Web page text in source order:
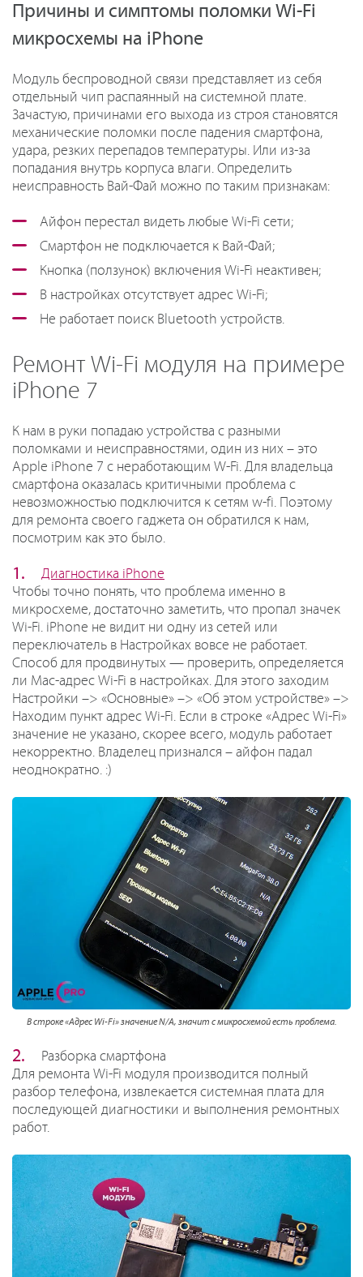
Причины и симптомы поломки Wi-Fi
микросхемы на iPhone
Модуль беспроводной связи представляет из себя
отдельный чип распаянный на системной плате.
Зачастую, причинами его выхода из строя становятся
механические поломки после падения смартфона,
удара, резких перепадов температуры. Или из-за
попадания внутрь корпуса влаги. Определить
неисправность Вай-Фай можно по таким признакам:
Айфон перестал видеть любые Wi-Fi сети;
Смартфон не подключается к Вай-Фай;
Кнопка (ползунок) включения Wi-Fi неактивен;
В настройках отсутствует адрес Wi-Fi;
Не работает поиск Bluetooth устройств.
Ремонт Wi-Fi модуля на примере
iPhone 7
К нам в руки попадаю устройства с разными
поломками и неисправностями, один из них – это
Apple iPhone 7 с неработающим W-Fi. Для владельца
смартфона оказалась критичными проблема с
невозможностью подключится к сетям w-fi. Поэтому
для ремонта своего гаджета он обратился к нам,
посмотрим как это было.
Диагностика iPhone
Чтобы точно понять, что проблема именно в
микросхеме, достаточно заметить, что пропал значек
Wi-Fi. iPhone не видит ни одну из сетей или
переключатель в Настройках вовсе не работает.
Способ для продвинутых — проверить, определяется
ли Mac-адрес Wi-Fi в настройках. Для этого заходим
Настройки –> «Основные» –> «Об этом устройстве» –>
Находим пункт адрес Wi-Fi. Если в строке «Адрес Wi-Fi»
значение не указано, скорее всего, модуль работает
некорректно. Владелец признался – айфон падал
неоднократно. :)
В строке «Адрес Wi-Fi» значение N/A, значит с микросхемой есть проблема.
Разборка смартфона
Для ремонта Wi-Fi модуля производится полный
разбор телефона, извлекается системная плата для
последующей диагностики и выполнения ремонтных
работ.